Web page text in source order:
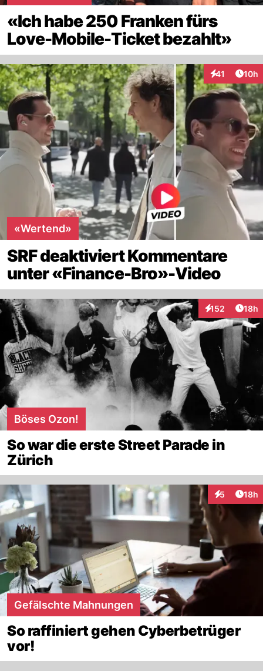
«Ich habe 250 Franken fürs
Love-Mobile-Ticket bezahlt»
41
Interaktionen
10h
«Wertend»
SRF deaktiviert Kommentare
unter «Finance-Bro»-Video
152
Interaktionen
18h
Böses Ozon!
So war die erste Street Parade in
Zürich
5
Interaktionen
18h
Gefälschte Mahnungen
So raffiniert gehen Cyberbetrüger
vor!